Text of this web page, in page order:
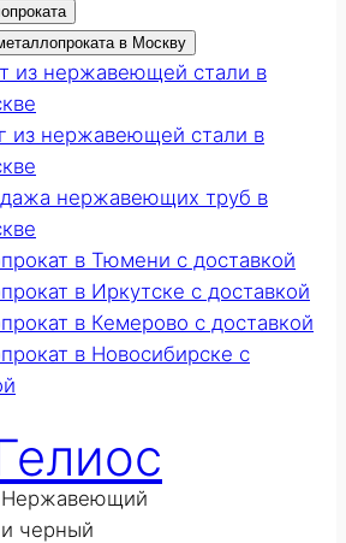
в Москву
из нержавеющей стали в
из нержавеющей стали в
нержавеющих труб в
в Тюмени с доставкой
в Иркутске с доставкой
в Кемерово с доставкой
в Новосибирске с
Нержавеющий
и черный